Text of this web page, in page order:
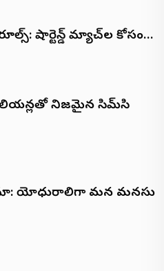
షార్టెన్డ్ మ్యాచ్‌ల కోసం…
నిజమైన సిమ్‌సిటీ
యోధురాలిగా మన మనసు